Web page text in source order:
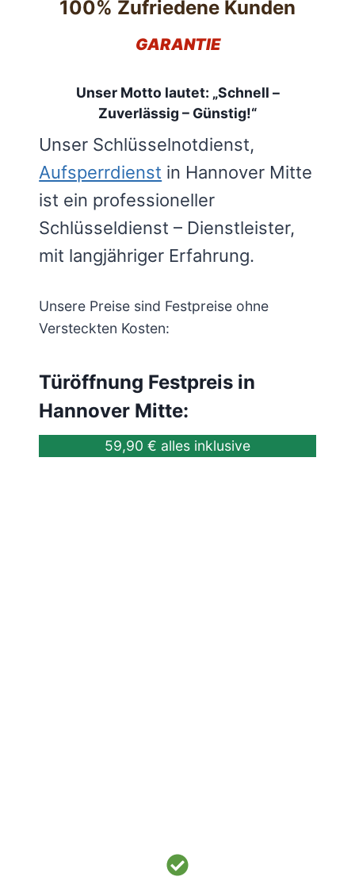
100% Zufriedene Kunden
GARANTIE
Unser Motto lautet: „Schnell –
Zuverlässig – Günstig!“
Unser Schlüsselnotdienst,
Aufsperrdienst in Hannover Mitte
ist ein professioneller
Schlüsseldienst – Dienstleister,
mit langjähriger Erfahrung.
Unsere Preise sind Festpreise ohne
Versteckten Kosten:
Türöffnung Festpreis in
Hannover Mitte:
59,90 € alles inklusive